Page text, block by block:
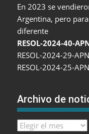
En 2023 se
Argentina, pero
diferente
RESOL-2024-40-
RESOL-2024-29-
RESOL-2024-25-
Archivo de
Archivo